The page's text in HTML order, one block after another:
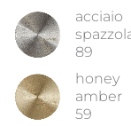
acciaio
89
honey
amber
59